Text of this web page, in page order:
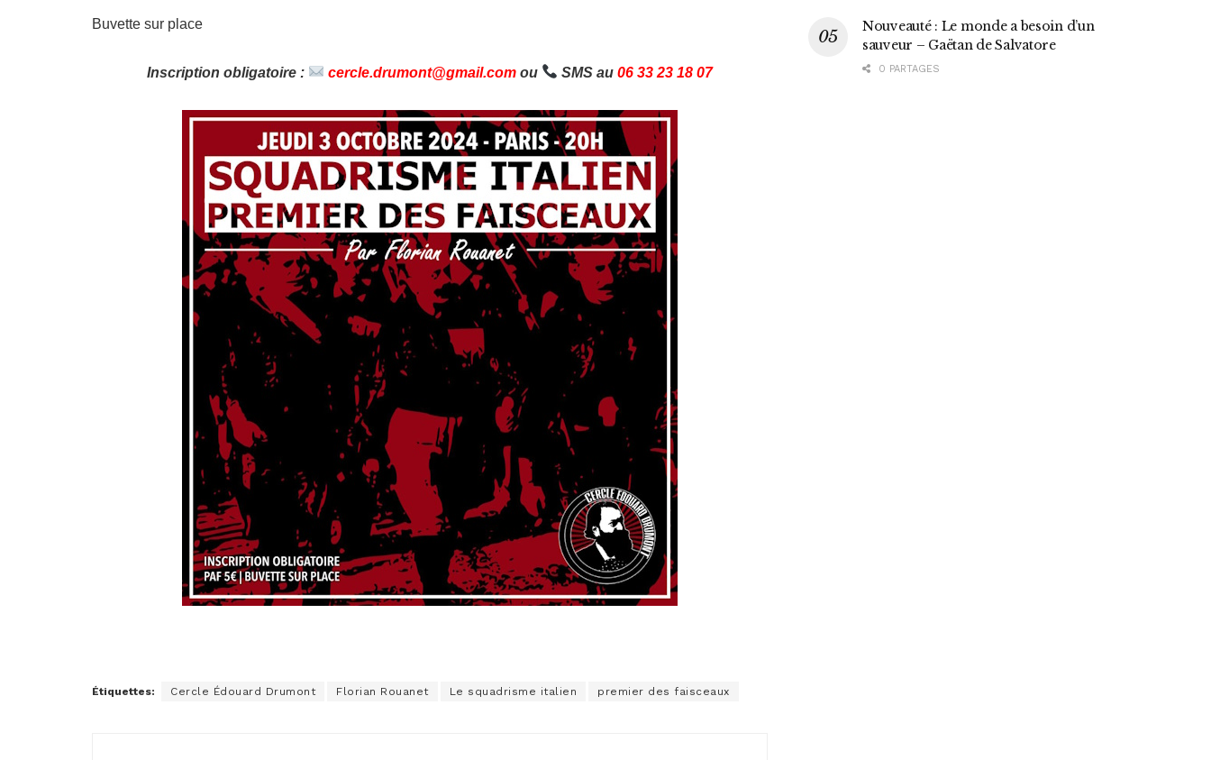
Buvette sur place
Inscription obligatoire : cercle.drumont@gmail.com ou SMS au06 33 23 18 07
Étiquettes: Cercle Édouard Drumont Florian Rouanet Le squadrisme italien premier des faisceaux
Nouveauté : Le monde a besoin d’un
sauveur – Gaëtan de Salvatore
0 PARTAGES